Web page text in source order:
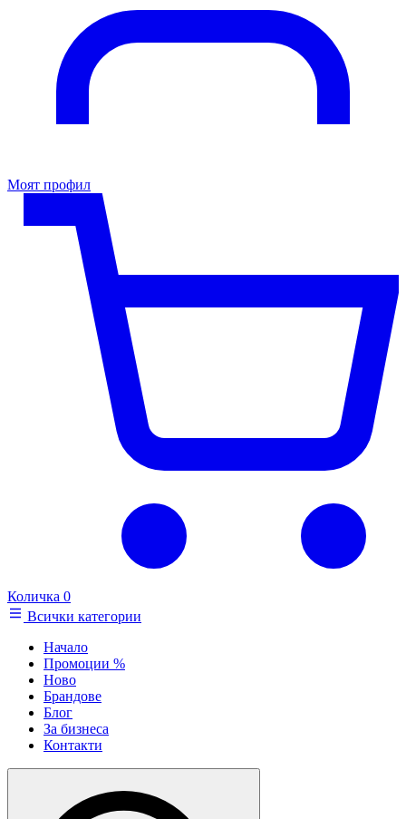
Моят профил
Количка 0
Всички категории
Начало
Промоции %
Ново
Брандове
Блог
За бизнеса
Контакти